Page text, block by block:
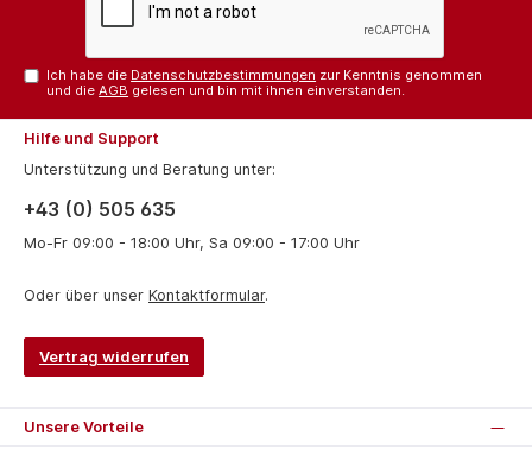
Ich habe die Datenschutzbestimmungen zur Kenntnis genommen
und dieAGB gelesen und bin mit ihnen einverstanden.
Hilfe und Support
Unterstützung und Beratung unter:
+43 (0) 505 635
Mo-Fr 09:00 - 18:00 Uhr, Sa 09:00 - 17:00 Uhr
Oder über unser Kontaktformular.
Vertrag widerrufen
Unsere Vorteile